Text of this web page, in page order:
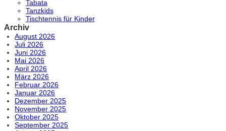
Tabata
Tanzkids
Tischtennis für Kinder
Archiv
August 2026
Juli 2026
Juni 2026
Mai 2026
April 2026
März 2026
Februar 2026
Januar 2026
Dezember 2025
November 2025
Oktober 2025
September 2025